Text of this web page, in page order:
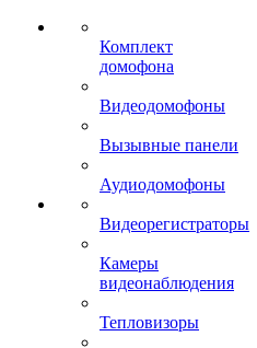
Комплект
домофона
Видеодомофоны
Вызывные панели
Аудиодомофоны
Видеорегистраторы
Камеры
видеонаблюдения
Тепловизоры